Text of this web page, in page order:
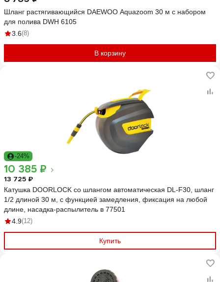
Шланг растягивающийся DAEWOO Aquazoom 30 м с набором
для полива DWH 6105
3.6(8)
В корзину
-24%
10 385 ₽
13 725 ₽
Катушка DOORLOCK со шлангом автоматическая DL-F30, шланг
1/2 длиной 30 м, с функцией замедления, фиксация на любой
длине, насадка-распылитель в 77501
4.9(12)
Купить